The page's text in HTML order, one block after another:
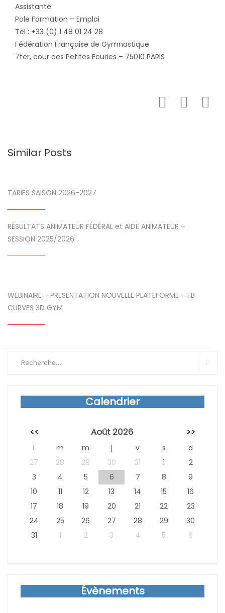
Assistante
Pole Formation – Emploi
Tel : +33 (0) 1 48 01 24 28
Fédération Française de Gymnastique
7ter, cour des Petites Ecuries – 75010 PARIS
Similar Posts
TARIFS SAISON 2026-2027
RÉSULTATS ANIMATEUR FÉDÉRAL et AIDE ANIMATEUR –
SESSION 2025/2026
WEBINAIRE – PRESENTATION NOUVELLE PLATEFORME – FB
CURVES 3D GYM
Calendrier
<< Août 2026 >>
l m m j v s
d
27
28 29 30 31 1
2
3
4 5 6 7 8
9
10
11 12 13 14 15
16
17
18 19 20 21 22
23
24
25 26 27 28 29
30
31
1 2 3 4 5 6
Évènements